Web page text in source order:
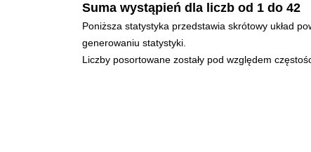
Suma wystąpień dla liczb od 1 do 42
Poniższa statystyka przedstawia skrótowy układ
generowaniu statystyki.
Liczby posortowane zostały pod względem